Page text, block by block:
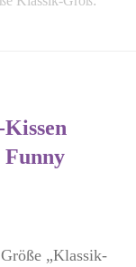
Funny
„Klassik-